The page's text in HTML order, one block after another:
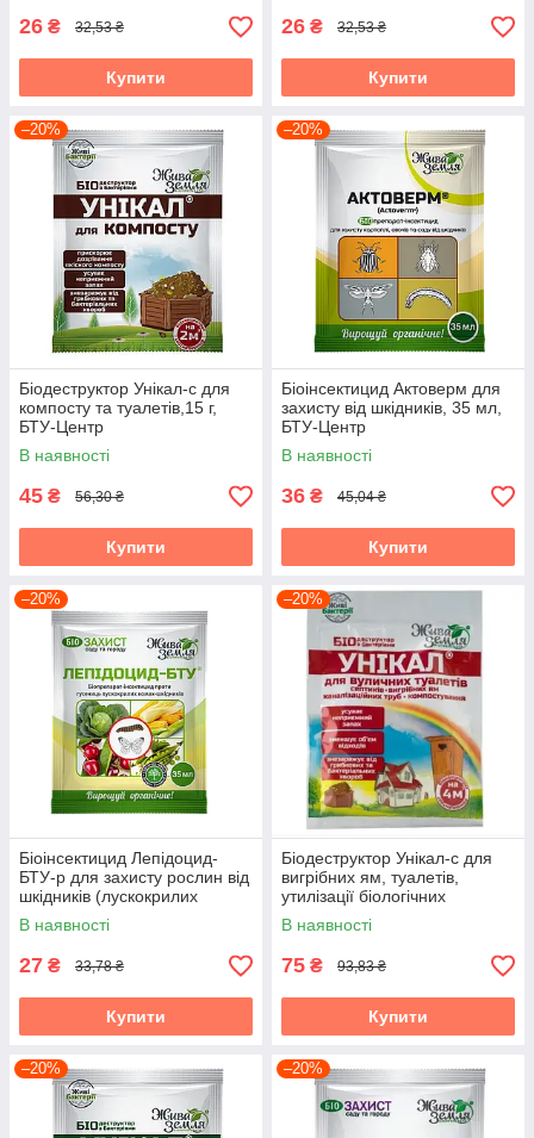
26 ₴ 32,53 ₴
Купити
26 ₴ 32,53 ₴
Купити
–20%
Біодеструктор Унікал-с для
компосту та туалетів,15 г,
БТУ-Центр
В наявності
45 ₴ 56,30 ₴
Купити
–20%
Біоінсектицид Актоверм для
захисту від шкідників, 35 мл,
БТУ-Центр
В наявності
36 ₴ 45,04 ₴
Купити
–20%
Біоінсектицид Лепідоцид-
БТУ-р для захисту рослин від
шкідників (лускокрилих
комах), 35 мл, БТУ-Центр
В наявності
27 ₴ 33,78 ₴
Купити
–20%
Біодеструктор Унікал-с для
вигрібних ям, туалетів,
утилізації біологічних
відходів, 30 г, БТУ-Центр
В наявності
75 ₴ 93,83 ₴
Купити
–20% –20%